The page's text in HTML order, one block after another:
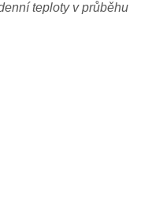
teploty v průběhu